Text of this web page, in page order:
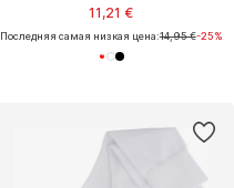
11,21 €
Последняя самая низкая цена:14,95 €-25%